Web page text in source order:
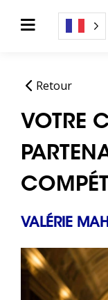
Retour
VOTRE
VALÉRIE